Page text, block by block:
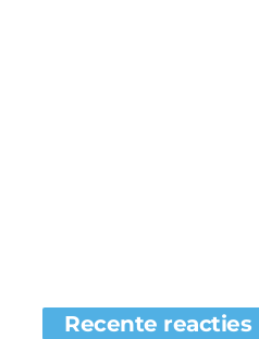
Recente reacties